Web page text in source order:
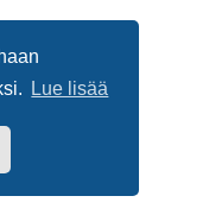
Lue lisää